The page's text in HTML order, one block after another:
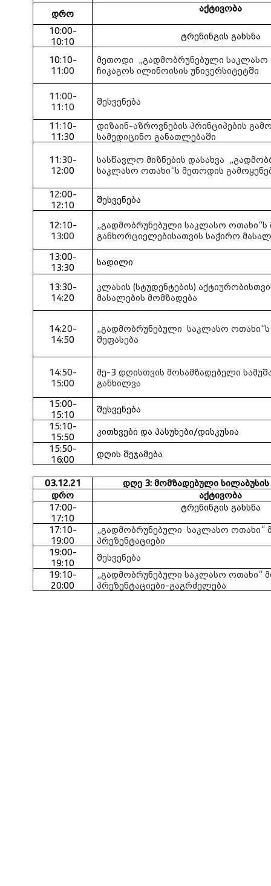
დრო აქტივობა
10:00-
10:10
ტრენინგის გახსნა
10:10-
11:00
მეთოდი „გადმობრუნებული საკლასო
ჩიკაგოს ილინოისის უნივერსიტეტში
11:00-
11:10
შესვენება
11:10-
11:30
დიზაინ-აზროვნების პრინციპების
სამედიცინო განათლებაში
11:30-
12:00
სასწავლო მიზნების დასახვა
საკლასო ოთახი“ს მეთოდის
12:00-
12:10 შესვენება
12:10-
13:00
„გადმობრუნებული საკლასო
განხორციელებისათვის საჭირო
13:00-
13:30
სადილი
13:30-
14:20
კლასის (სტუდენტების)
მასალების მომზადება
14:20-
14:50
„გადმობრუნებული საკლასო ოთახი“ს
შეფასება
14:50-
15:00
მე-3 დღისთვის მოსამზადებელი
განხილვა
15:00-
15:10
შესვენება
15:10-
15:50
კითხვები და პასუხები/დისკუსია
15:50-
16:00
დღის შეჯამება
03.12.21 დღე 3: მომზადებული სილაბუსის
დრო
აქტივობა
17:00-
17:10
ტრენინგის გახსნა
17:10-
19:00
„გადმობრუნებული საკლასო ოთახი“
პრეზენტაციები
19:00-
19:10
შესვენება
19:10-
20:00
„გადმობრუნებული საკლასო ოთახი“
პრეზენტაციები-გაგრძელება